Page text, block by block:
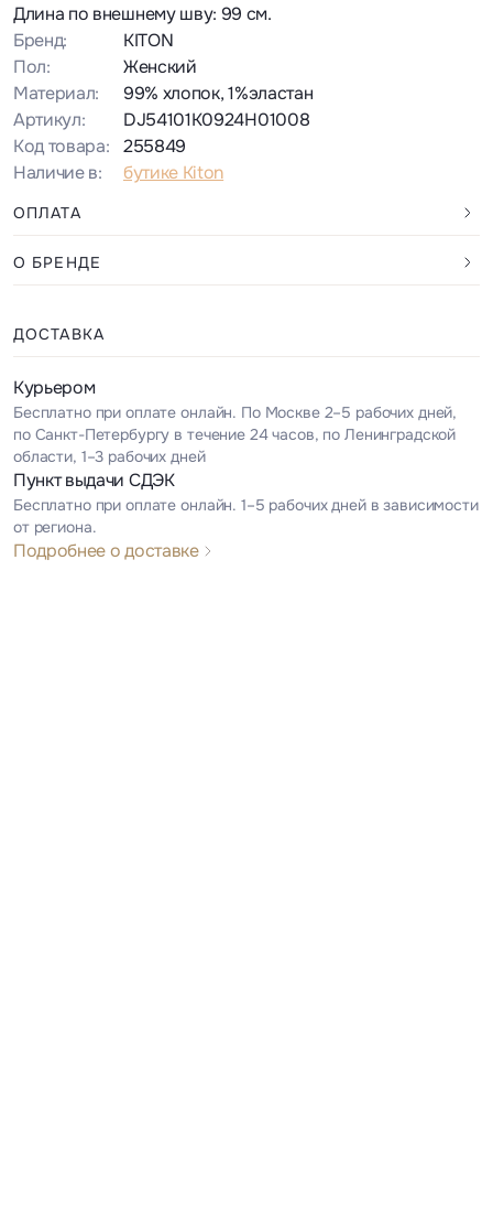
Длина по внешнему шву: 99 см.
Бренд:
KITON
Пол:
Женский
Материал:
99% хлопок, 1%эластан
Артикул:
DJ54101K0924H01008
Код товара:
255849
Наличие в:
бутике Kiton
ОПЛАТА
О БРЕНДЕ
ДОСТАВКА
Курьером
Бесплатно при оплате онлайн. По Москве 2–5 рабочих дней,
по Санкт-Петербургу в течение 24 часов, по Ленинградской
области, 1–3 рабочих дней
Пункт выдачи СДЭК
Бесплатно при оплате онлайн. 1–5 рабочих дней в зависимости
от региона.
Подробнее о доставке